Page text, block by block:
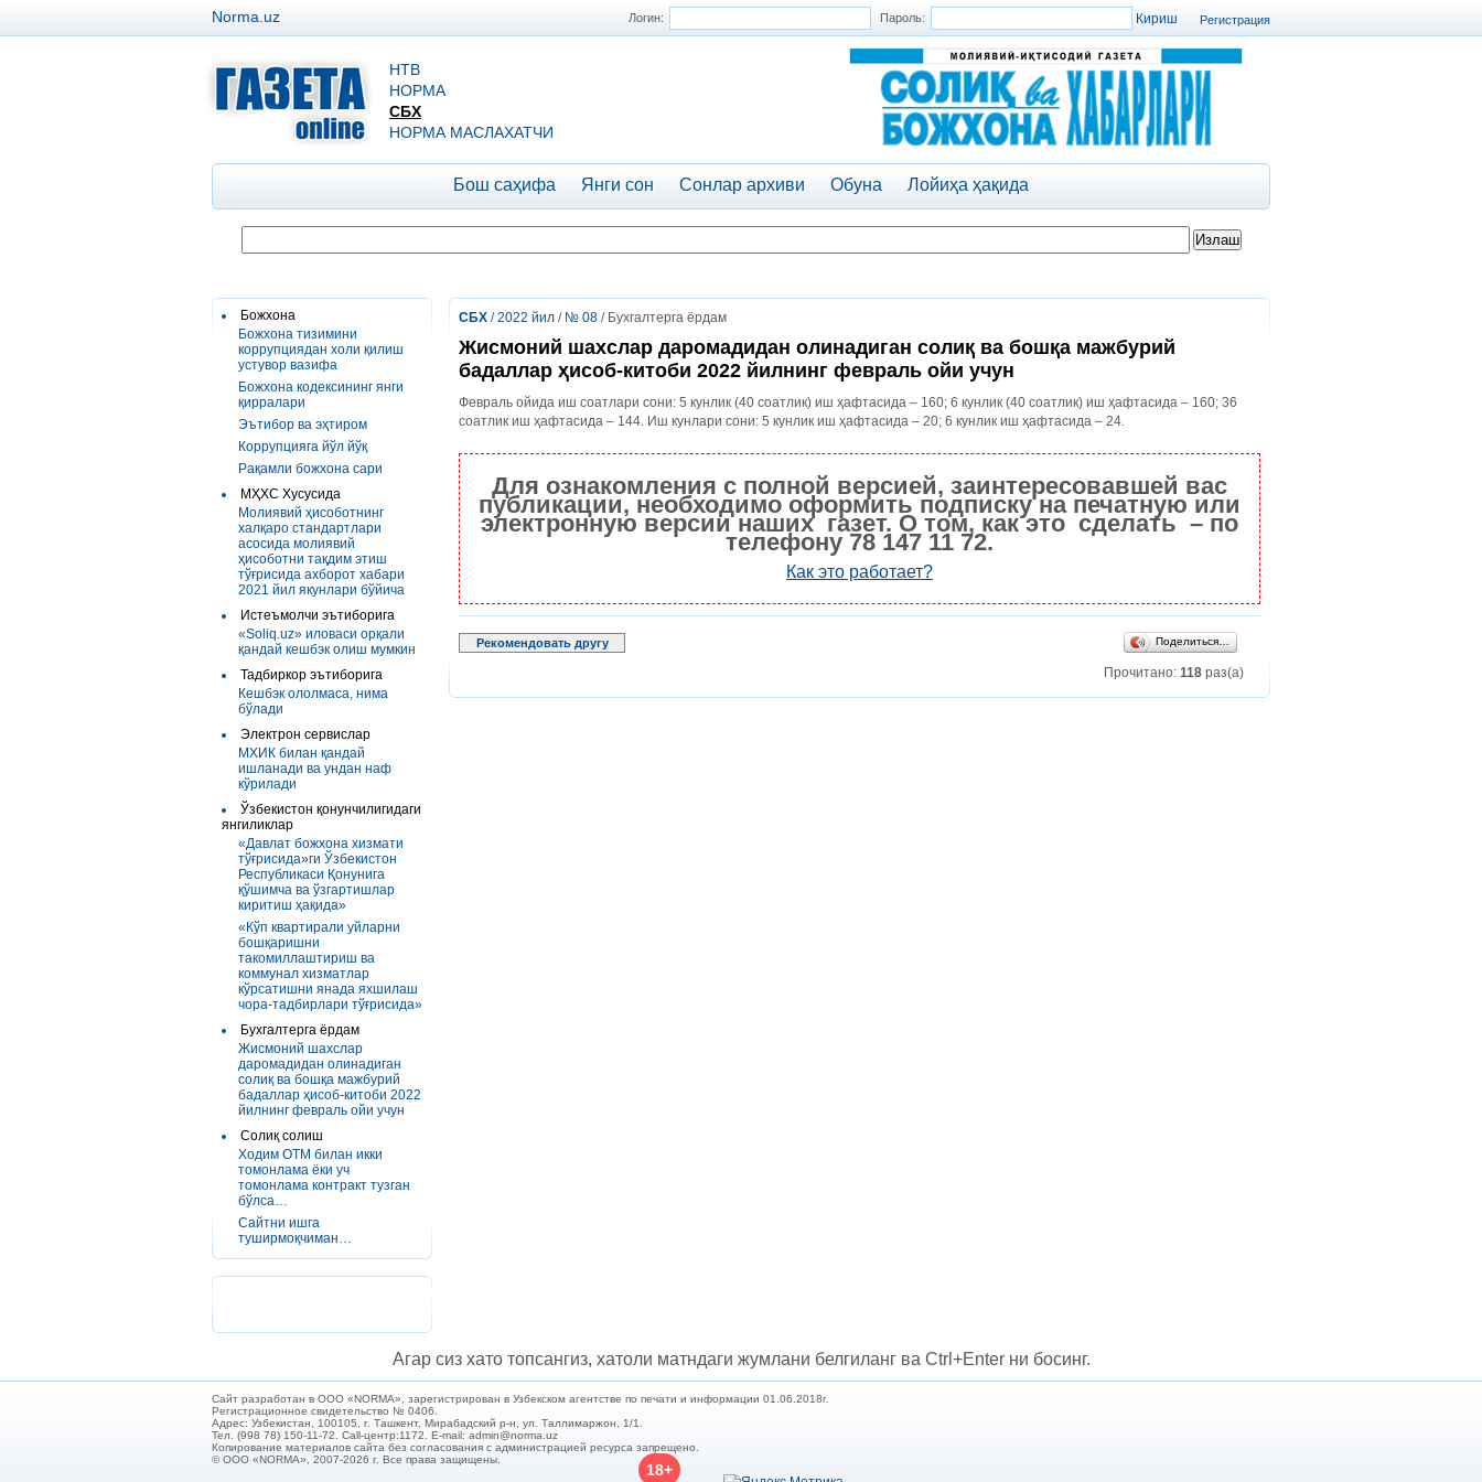
Регистрация
Логин: Пароль:
Norma.uz
НТВ
НОРМА
СБХ
НОРМА МАСЛАХАТЧИ
Бош саҳифа Янги сон Сонлар архиви Обуна Лойиҳа ҳақида
Божхона
Божхона тизимини
коррупциядан холи қилиш
устувор вазифа
Божхона кодексининг янги
қирралари
Эътибор ва эҳтиром
Коррупцияга йўл йўқ
Рақамли божхона сари
МҲХС Хусусида
Молиявий ҳисоботнинг
халқаро стандартлари
асосида молиявий
ҳисоботни тақдим этиш
тўғрисида ахборот хабари
2021 йил якунлари бўйича
Истеъмолчи эътиборига
«Soliq.uz» иловаси орқали
қандай кешбэк олиш мумкин
Тадбиркор эътиборига
Кешбэк ололмаса, нима
бўлади
Электрон сервислар
МХИК билан қандай
ишланади ва ундан наф
кўрилади
Ўзбекистон қонунчилигидаги
янгиликлар
«Давлат божхона хизмати
тўғрисида»ги Ўзбекистон
Республикаси Қонунига
қўшимча ва ўзгартишлар
киритиш ҳақида»
«Кўп квартирали уйларни
бошқаришни
такомиллаштириш ва
коммунал хизматлар
кўрсатишни янада яхшилаш
чора-тадбирлари тўғрисида»
Бухгалтерга ёрдам
Жисмоний шахслар
даромадидан олинадиган
солиқ ва бошқа мажбурий
бадаллар ҳисоб-китоби 2022
йилнинг февраль ойи учун
Солиқ солиш
Ходим ОТМ билан икки
томонлама ёки уч
томонлама контракт тузган
бўлса…
Сайтни ишга
туширмоқчиман…
СБХ /2022 йил / № 08 / Бухгалтерга ёрдам
Жисмоний шахслар даромадидан олинадиган солиқ ва бошқа мажбурий
бадаллар ҳисоб-китоби 2022 йилнинг февраль ойи учун
Февраль ойида иш соатлари сони: 5 кунлик (40 соатлик) иш ҳафтасида – 160; 6 кунлик (40 соатлик) иш ҳафтасида – 160; 36
соатлик иш ҳафтасида – 144. Иш кунлари сони: 5 кунлик иш ҳафтасида – 20; 6 кунлик иш ҳафтасида – 24.
Для ознакомления с полной версией, заинтересовавшей вас
публикации, необходимо оформить подписку на печатную или
электронную версии наших газет. О том, как это сделать – по
телефону 78 147 11 72.
Как это работает?
Рекомендовать другу Поделиться…
Прочитано: 118 раз(а)
Агар сиз хато топсангиз, хатоли матндаги жумлани белгиланг ва Ctrl+Enter ни босинг.
Сайт разработан в ООО «NORMA», зарегистрирован в Узбекском агентстве по печати и информации 01.06.2018г.
Регистрационное свидетельство № 0406.
Адрес: Узбекистан, 100105, г. Ташкент, Мирабадский р-н, ул. Таллимаржон, 1/1.
Тел. (998 78) 150-11-72. Call-центр:1172. E-mail: admin@norma.uz
Копирование материалов сайта без согласования с администрацией ресурса запрещено.
© ООО «NORMA», 2007-2026 г. Все права защищены.
18+